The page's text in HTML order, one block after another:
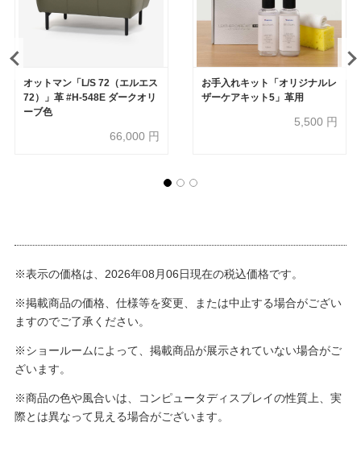
オットマン「L/S 72（エルエス
72）」革 #H-548E ダークオリ
ーブ色
66,000 円
お手入れキット「オリジナルレ
ザーケアキット5」革用
5,500 円
※表示の価格は、2026年08月06日現在の税込価格です。
※掲載商品の価格、仕様等を変更、または中止する場合がござい
ますのでご了承ください。
※ショールームによって、掲載商品が展示されていない場合がご
ざいます。
※商品の色や風合いは、コンピュータディスプレイの性質上、実
際とは異なって見える場合がございます。